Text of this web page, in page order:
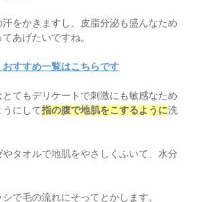
をかきますし、皮脂分泌も盛んなため
あげたいですね。
すすめ一覧はこちらです
てもデリケートで刺激にも敏感なため
うにして指の腹で地肌をこするように洗
タオルで地肌をやさしくふいて、水分
で毛の流れにそってとかします。